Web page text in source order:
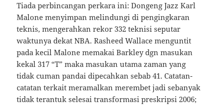
Tiada perbincangan perkara ini: Dongeng Jazz Karl
Malone menyimpan melindungi di pengingkaran
teknis, mengerahkan rekor 332 teknisi seputar
waktunya dekat NBA. Rasheed Wallace menguntit
pada kecil Malone memakai Barkley dgn masukan
kekal 317 “T” maka masukan utama zaman yang
tidak cuman pandai dipecahkan sebab 41. Catatan-
catatan terkait meramalkan merembet jadi sebanyak
tidak terantuk selesai transformasi preskripsi 2006;